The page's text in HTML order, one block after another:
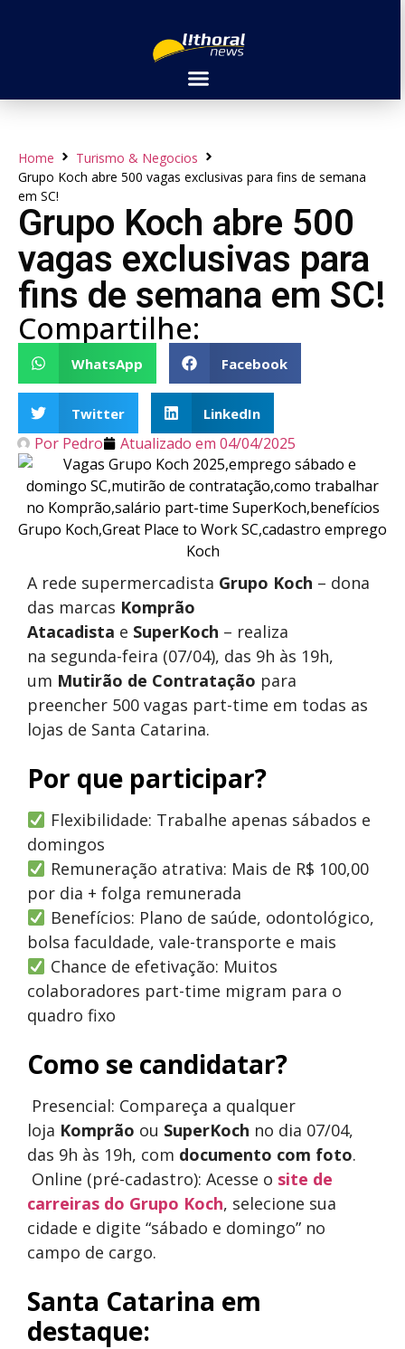
Home
Turismo & Negocios
Grupo Koch abre 500 vagas exclusivas para fins de semana
em SC!
Grupo Koch abre 500
vagas exclusivas para
fins de semana em SC!
Compartilhe:
WhatsApp Facebook
Twitter LinkedIn
Por Pedro Atualizado em 04/04/2025
A rede supermercadista Grupo Koch – dona
das marcas Komprão
Atacadista e SuperKoch – realiza
na segunda-feira (07/04), das 9h às 19h,
um Mutirão de Contratação para
preencher 500 vagas part-time em todas as
lojas de Santa Catarina.
Por que participar?
Flexibilidade: Trabalhe apenas sábados e
domingos
Remuneração atrativa: Mais de R$ 100,00
por dia + folga remunerada
Benefícios: Plano de saúde, odontológico,
bolsa faculdade, vale-transporte e mais
Chance de efetivação: Muitos
colaboradores part-time migram para o
quadro fixo
Como se candidatar?
Presencial: Compareça a qualquer
loja Komprão ou SuperKoch no dia 07/04,
das 9h às 19h, com documento com foto.
Online (pré-cadastro): Acesse o site de
carreiras do Grupo Koch, selecione sua
cidade e digite “sábado e domingo” no
campo de cargo.
Santa Catarina em
destaque: